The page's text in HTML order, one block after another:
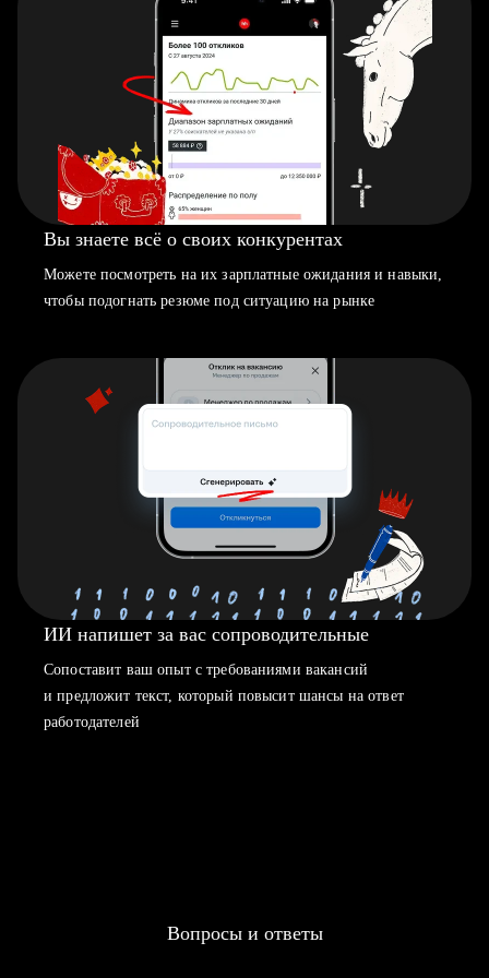
Вы знаете всё о своих конкурентах
Можете посмотреть на их зарплатные ожидания и навыки,
чтобы подогнать резюме под ситуацию на рынке
ИИ напишет за вас сопроводительные
Сопоставит ваш опыт с требованиями вакансий
и предложит текст, который повысит шансы на ответ
работодателей
Вопросы и ответы